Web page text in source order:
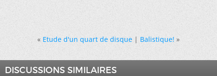
« Etude d'un quart de disque|Balistique! »
DISCUSSIONS SIMILAIRES